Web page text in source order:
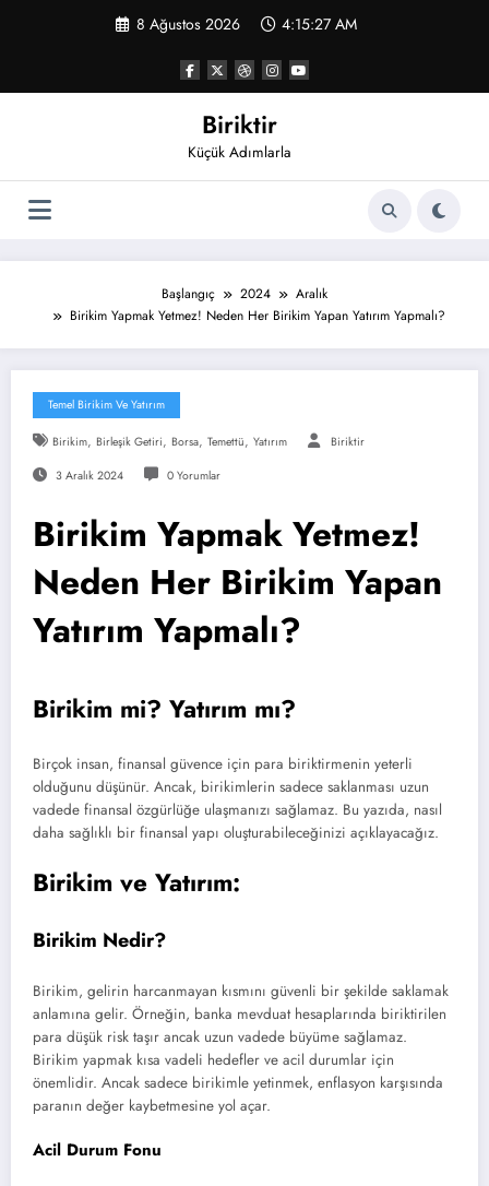
8 Ağustos 2026 4:15:27 AM
Biriktir
Küçük Adımlarla
Başlangıç 2024
Aralık
Birikim Yapmak Yetmez! Neden Her Birikim Yapan Yatırım Yapmalı?
Temel Birikim Ve Yatırım
Birikim, Birleşik Getiri, Borsa, Temettü, Yatırım Biriktir
3 Aralık 2024 0 Yorumlar
Birikim Yapmak Yetmez!
Neden Her Birikim Yapan
Yatırım Yapmalı?
Birikim mi? Yatırım mı?
Birçok insan, finansal güvence için para biriktirmenin yeterli
olduğunu düşünür. Ancak, birikimlerin sadece saklanması uzun
vadede finansal özgürlüğe ulaşmanızı sağlamaz. Bu yazıda, nasıl
daha sağlıklı bir finansal yapı oluşturabileceğinizi açıklayacağız.
Birikim ve Yatırım:
Birikim Nedir?
Birikim, gelirin harcanmayan kısmını güvenli bir şekilde saklamak
anlamına gelir. Örneğin, banka mevduat hesaplarında biriktirilen
para düşük risk taşır ancak uzun vadede büyüme sağlamaz.
Birikim yapmak kısa vadeli hedefler ve acil durumlar için
önemlidir. Ancak sadece birikimle yetinmek, enflasyon karşısında
paranın değer kaybetmesine yol açar.
Acil Durum Fonu